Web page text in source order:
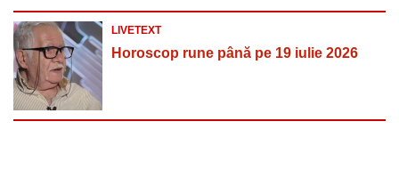
LIVETEXT
Horoscop rune până pe 19 iulie 2026